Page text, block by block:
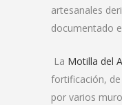
artesanales
documentado
La Motilla del
fortificación,
por varios